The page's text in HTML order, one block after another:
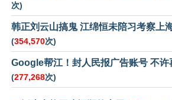
次)
韩正刘云山搞鬼 江绵恒未陪习考察上
(354,570次)
Google帮江！封人民报广告账号 不许
(277,268次)